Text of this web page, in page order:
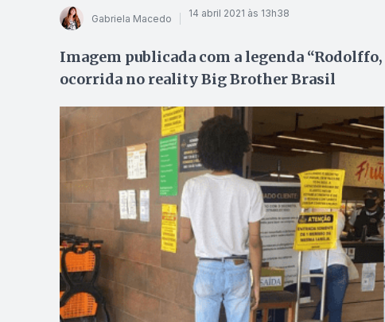
Gabriela Macedo 14 abril 2021 às 13h38
Imagem publicada com a legenda
ocorrida no reality Big Brother Brasil